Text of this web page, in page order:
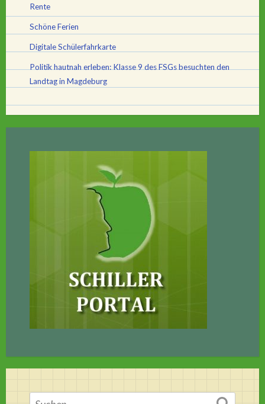
Rente
Schöne Ferien
Digitale Schülerfahrkarte
Politik hautnah erleben: Klasse 9 des FSGs besuchten den
Landtag in Magdeburg
Suchen